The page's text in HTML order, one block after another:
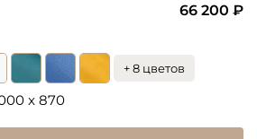
66 200 ₽
+ 8 цветов
x 870